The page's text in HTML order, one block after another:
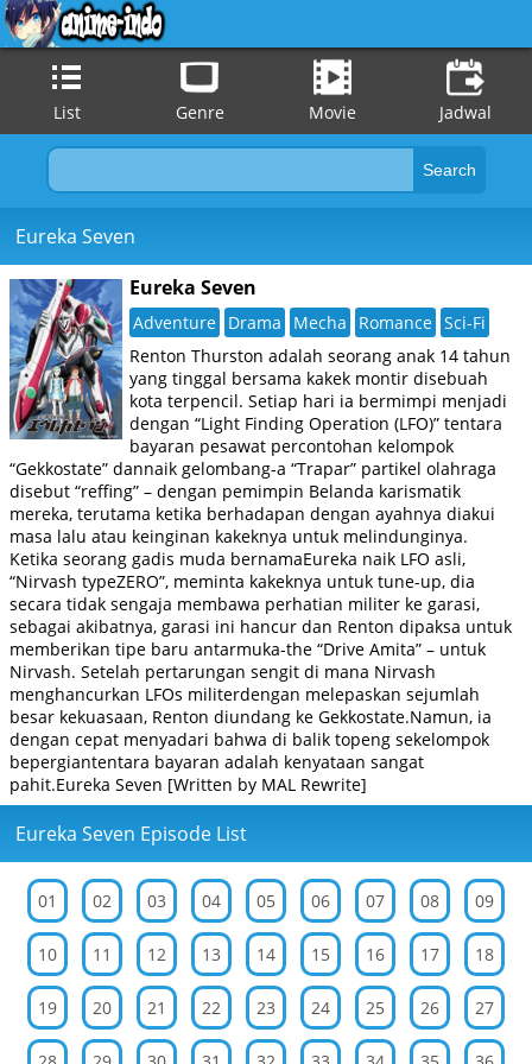
List Genre Movie Jadwal
Eureka Seven
Eureka Seven
Adventure Drama Mecha Romance Sci-Fi
Renton Thurston adalah seorang anak 14 tahun
yang tinggal bersama kakek montir disebuah
kota terpencil. Setiap hari ia bermimpi menjadi
dengan “Light Finding Operation (LFO)” tentara
bayaran pesawat percontohan kelompok
“Gekkostate” dannaik gelombang-a “Trapar” partikel olahraga
disebut “reffing” – dengan pemimpin Belanda karismatik
mereka, terutama ketika berhadapan dengan ayahnya diakui
masa lalu atau keinginan kakeknya untuk melindunginya.
Ketika seorang gadis muda bernamaEureka naik LFO asli,
“Nirvash typeZERO”, meminta kakeknya untuk tune-up, dia
secara tidak sengaja membawa perhatian militer ke garasi,
sebagai akibatnya, garasi ini hancur dan Renton dipaksa untuk
memberikan tipe baru antarmuka-the “Drive Amita” – untuk
Nirvash. Setelah pertarungan sengit di mana Nirvash
menghancurkan LFOs militerdengan melepaskan sejumlah
besar kekuasaan, Renton diundang ke Gekkostate.Namun, ia
dengan cepat menyadari bahwa di balik topeng sekelompok
bepergiantentara bayaran adalah kenyataan sangat
pahit.Eureka Seven [Written by MAL Rewrite]
Eureka Seven Episode List
01 02 03 04 05 06 07 08 09
10 11 12 13 14 15 16 17 18
19 20 21 22 23 24 25 26 27